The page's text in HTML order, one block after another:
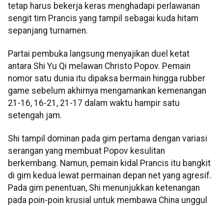
tetap harus bekerja keras menghadapi perlawanan
sengit tim Prancis yang tampil sebagai kuda hitam
sepanjang turnamen.
Partai pembuka langsung menyajikan duel ketat
antara Shi Yu Qi melawan Christo Popov. Pemain
nomor satu dunia itu dipaksa bermain hingga rubber
game sebelum akhirnya mengamankan kemenangan
21-16, 16-21, 21-17 dalam waktu hampir satu
setengah jam.
Shi tampil dominan pada gim pertama dengan variasi
serangan yang membuat Popov kesulitan
berkembang. Namun, pemain kidal Prancis itu bangkit
di gim kedua lewat permainan depan net yang agresif.
Pada gim penentuan, Shi menunjukkan ketenangan
pada poin-poin krusial untuk membawa China unggul